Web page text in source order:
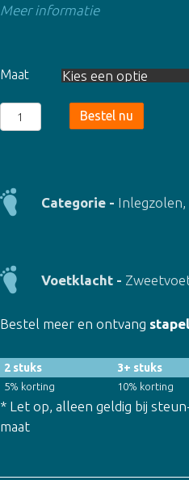
Meer informatie
Maat
Emsecco
inlegzolen
aantal
Bestel nu
Categorie - Inlegzolen,
Voetklacht -
Bestel meer en ontvang
2 stuks 3+ stuks
5% korting 10% korting
* Let op, alleen geldig bij
maat